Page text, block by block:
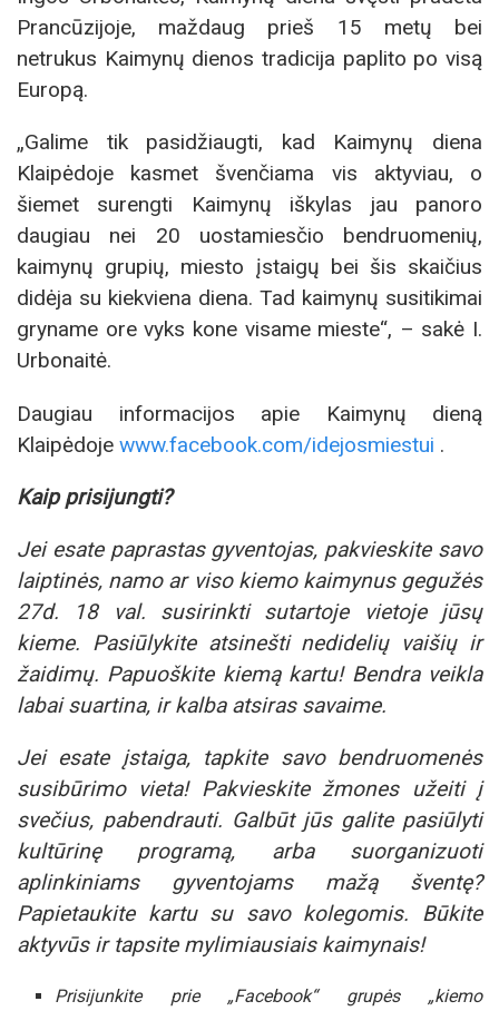
Prancūzijoje, maždaug prieš 15 metų bei
netrukus Kaimynų dienos tradicija paplito po visą
Europą.
„Galime tik pasidžiaugti, kad Kaimynų diena
Klaipėdoje kasmet švenčiama vis aktyviau, o
šiemet surengti Kaimynų iškylas jau panoro
daugiau nei 20 uostamiesčio bendruomenių,
kaimynų grupių, miesto įstaigų bei šis skaičius
didėja su kiekviena diena. Tad kaimynų susitikimai
gryname ore vyks kone visame mieste“, – sakė I.
Urbonaitė.
Daugiau informacijos apie Kaimynų dieną
Klaipėdoje www.facebook.com/idejosmiestui .
Kaip prisijungti?
Jei esate paprastas gyventojas, pakvieskite savo
laiptinės, namo ar viso kiemo kaimynus gegužės
27d. 18 val. susirinkti sutartoje vietoje jūsų
kieme. Pasiūlykite atsinešti nedidelių vaišių ir
žaidimų. Papuoškite kiemą kartu! Bendra veikla
labai suartina, ir kalba atsiras savaime.
Jei esate įstaiga, tapkite savo bendruomenės
susibūrimo vieta! Pakvieskite žmones užeiti į
svečius, pabendrauti. Galbūt jūs galite pasiūlyti
kultūrinę programą, arba suorganizuoti
aplinkiniams gyventojams mažą šventę?
Papietaukite kartu su savo kolegomis. Būkite
aktyvūs ir tapsite mylimiausiais kaimynais!
Prisijunkite prie „Facebook“ grupės „kiemo